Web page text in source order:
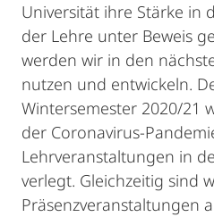
Universität ihre Stärke in
der Lehre unter Beweis
werden wir in den
nutzen und entwickeln.
Wintersemester 2020/21
der Coronavirus-
Lehrveranstaltungen in
verlegt. Gleichzeitig sind
Präsenzveranstaltungen